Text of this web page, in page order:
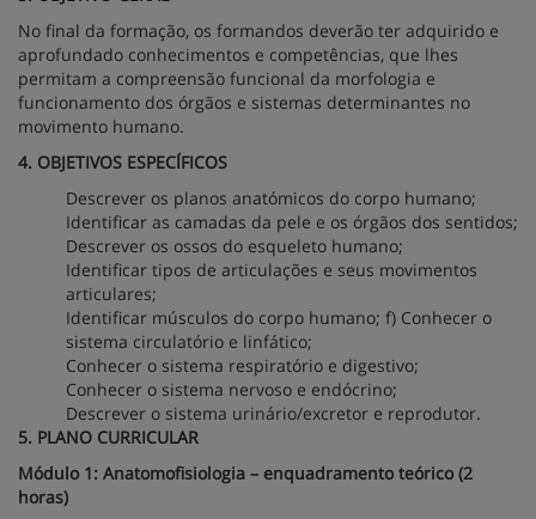
No final da formação, os formandos deverão ter adquirido e
aprofundado conhecimentos e competências, que lhes
permitam a compreensão funcional da morfologia e
funcionamento dos órgãos e sistemas determinantes no
movimento humano.
4. OBJETIVOS ESPECÍFICOS
Descrever os planos anatómicos do corpo humano;
Identificar as camadas da pele e os órgãos dos sentidos;
Descrever os ossos do esqueleto humano;
Identificar tipos de articulações e seus movimentos
articulares;
Identificar músculos do corpo humano; f) Conhecer o
sistema circulatório e linfático;
Conhecer o sistema respiratório e digestivo;
Conhecer o sistema nervoso e endócrino;
Descrever o sistema urinário/excretor e reprodutor.
5. PLANO CURRICULAR
Módulo 1: Anatomofisiologia – enquadramento teórico (2
horas)